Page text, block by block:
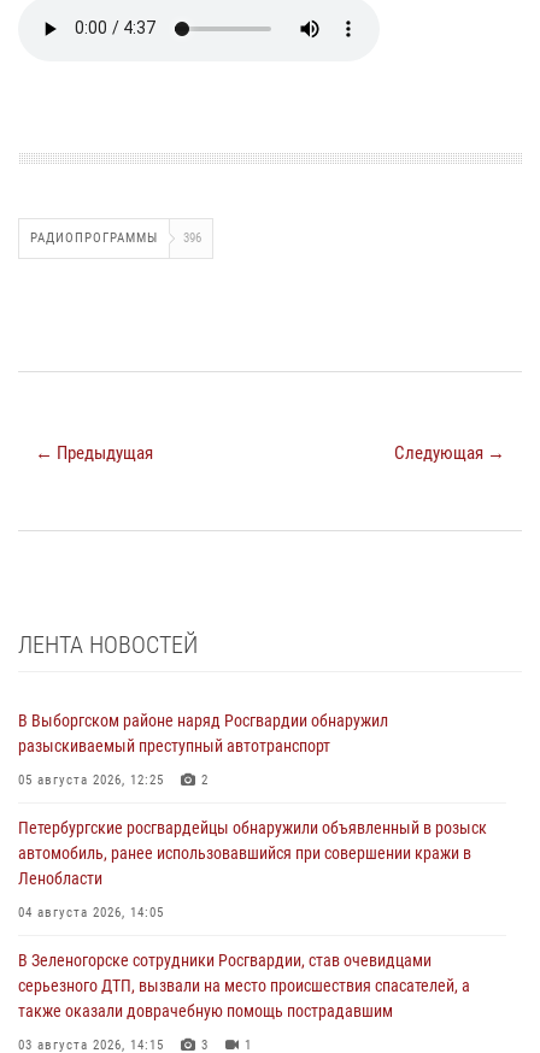
РАДИОПРОГРАММЫ 396
← Предыдущая Следующая →
ЛЕНТА НОВОСТЕЙ
В Выборгском районе наряд Росгвардии обнаружил
разыскиваемый преступный автотранспорт
05 августа 2026, 12:25 2
Петербургские росгвардейцы обнаружили объявленный в розыск
автомобиль, ранее использовавшийся при совершении кражи в
Ленобласти
04 августа 2026, 14:05
В Зеленогорске сотрудники Росгвардии, став очевидцами
серьезного ДТП, вызвали на место происшествия спасателей, а
также оказали доврачебную помощь пострадавшим
03 августа 2026, 14:15 3 1